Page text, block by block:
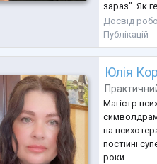
зараз". Як
стволрюю
Від мене
власні
Досвід
Публікацій
Юлія
Магістр
на
постійні
роки